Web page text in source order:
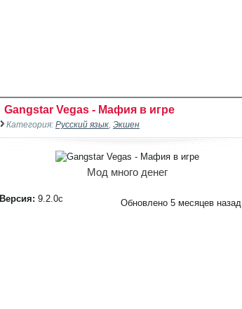
Gangstar Vegas - Мафия в игре
Категория: Русский язык Экшен
Мод много денег
Версия: 9.2.0c Обновлено 5 месяцев назад